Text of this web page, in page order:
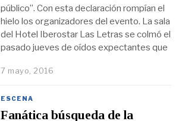
público”. Con esta declaración rompían el
hielo los organizadores del evento. La sala
del Hotel Iberostar Las Letras se colmó el
pasado jueves de oídos expectantes que
7 mayo, 2016
ESCENA
Fanática búsqueda de la